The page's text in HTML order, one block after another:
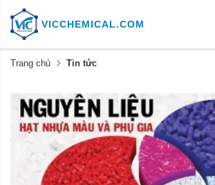
VICCHEMICAL.COM
Trang chủ Tin tức